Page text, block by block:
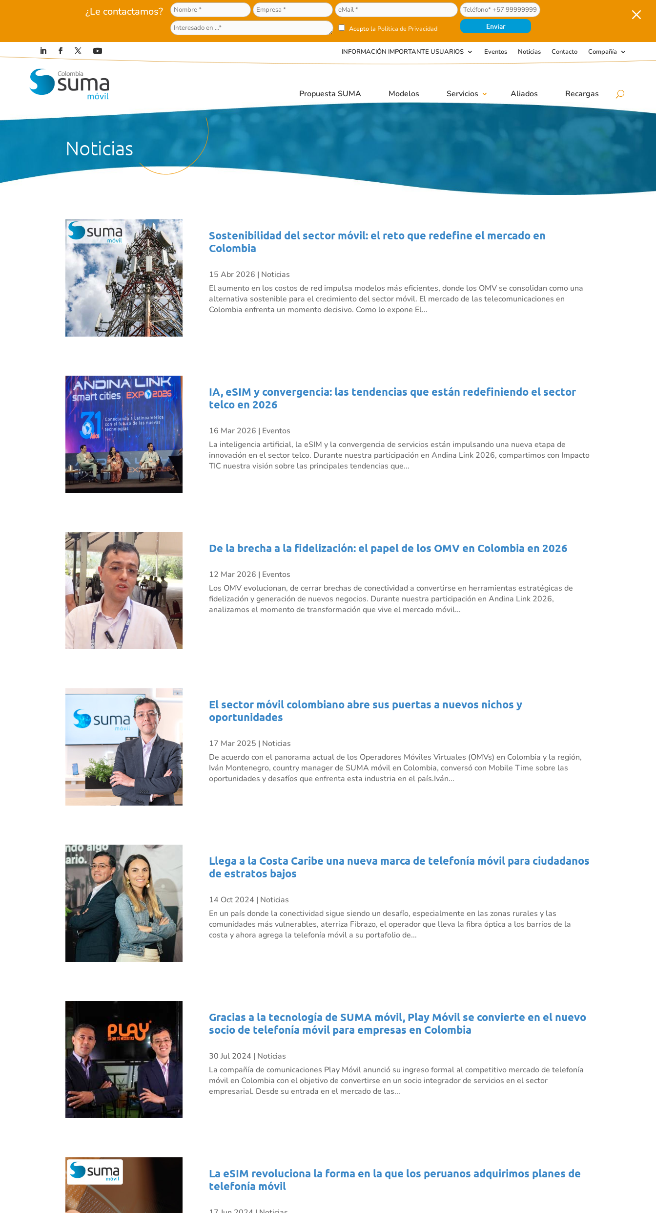
¿Le contactamos?
Acepto la Política de Privacidad
M
INFORMACIÓN IMPORTANTE USUARIOS Eventos Noticias Contacto Compañía
Propuesta SUMA Modelos Servicios Aliados Recargas
Noticias
Sostenibilidad del sector móvil: el reto que redefine el mercado en
Colombia
15 Abr 2026 | Noticias
El aumento en los costos de red impulsa modelos más eficientes, donde los OMV se consolidan como una
alternativa sostenible para el crecimiento del sector móvil. El mercado de las telecomunicaciones en
Colombia enfrenta un momento decisivo. Como lo expone El...
IA, eSIM y convergencia: las tendencias que están redefiniendo el sector
telco en 2026
16 Mar 2026 | Eventos
La inteligencia artificial, la eSIM y la convergencia de servicios están impulsando una nueva etapa de
innovación en el sector telco. Durante nuestra participación en Andina Link 2026, compartimos con Impacto
TIC nuestra visión sobre las principales tendencias que...
De la brecha a la fidelización: el papel de los OMV en Colombia en 2026
12 Mar 2026 | Eventos
Los OMV evolucionan, de cerrar brechas de conectividad a convertirse en herramientas estratégicas de
fidelización y generación de nuevos negocios. Durante nuestra participación en Andina Link 2026,
analizamos el momento de transformación que vive el mercado móvil...
El sector móvil colombiano abre sus puertas a nuevos nichos y
oportunidades
17 Mar 2025 | Noticias
De acuerdo con el panorama actual de los Operadores Móviles Virtuales (OMVs) en Colombia y la región,
Iván Montenegro, country manager de SUMA móvil en Colombia, conversó con Mobile Time sobre las
oportunidades y desafíos que enfrenta esta industria en el país.Iván...
Llega a la Costa Caribe una nueva marca de telefonía móvil para ciudadanos
de estratos bajos
14 Oct 2024 | Noticias
En un país donde la conectividad sigue siendo un desafío, especialmente en las zonas rurales y las
comunidades más vulnerables, aterriza Fibrazo, el operador que lleva la fibra óptica a los barrios de la
costa y ahora agrega la telefonía móvil a su portafolio de...
Gracias a la tecnología de SUMA móvil, Play Móvil se convierte en el nuevo
socio de telefonía móvil para empresas en Colombia
30 Jul 2024 | Noticias
La compañía de comunicaciones Play Móvil anunció su ingreso formal al competitivo mercado de telefonía
móvil en Colombia con el objetivo de convertirse en un socio integrador de servicios en el sector
empresarial. Desde su entrada en el mercado de las...
La eSIM revoluciona la forma en la que los peruanos adquirimos planes de
telefonía móvil